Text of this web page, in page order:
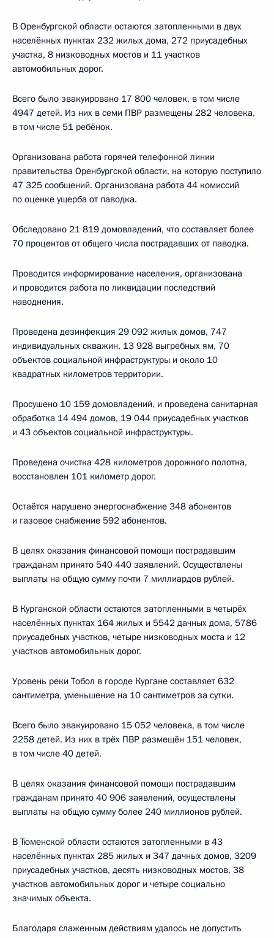
В Оренбургской области остаются затопленными в двух
населённых пунктах 232 жилых дома, 272 приусадебных
участка, 8 низководных мостов и 11 участков
автомобильных дорог.
Всего было эвакуировано 17 800 человек, в том числе
4947 детей. Из них в семи ПВР размещены 282 человека,
в том числе 51 ребёнок.
Организована работа горячей телефонной линии
правительства Оренбургской области, на которую поступило
47 325 сообщений. Организована работа 44 комиссий
по оценке ущерба от паводка.
Обследовано 21 819 домовладений, что составляет более
70 процентов от общего числа пострадавших от паводка.
Проводится информирование населения, организована
и проводится работа по ликвидации последствий
наводнения.
Проведена дезинфекция 29 092 жилых домов, 747
индивидуальных скважин, 13 928 выгребных ям, 70
объектов социальной инфраструктуры и около 10
квадратных километров территории.
Просушено 10 159 домовладений, и проведена санитарная
обработка 14 494 домов, 19 044 приусадебных участков
и 43 объектов социальной инфраструктуры.
Проведена очистка 428 километров дорожного полотна,
восстановлен 101 километр дорог.
Остаётся нарушено энергоснабжение 348 абонентов
и газовое снабжение 592 абонентов.
В целях оказания финансовой помощи пострадавшим
гражданам принято 540 440 заявлений. Осуществлены
выплаты на общую сумму почти 7 миллиардов рублей.
В Курганской области остаются затопленными в четырёх
населённых пунктах 164 жилых и 5542 дачных дома, 5786
приусадебных участков, четыре низководных моста и 12
участков автомобильных дорог.
Уровень реки Тобол в городе Кургане составляет 632
сантиметра, уменьшение на 10 сантиметров за сутки.
Всего было эвакуировано 15 052 человека, в том числе
2258 детей. Из них в трёх ПВР размещён 151 человек,
в том числе 40 детей.
В целях оказания финансовой помощи пострадавшим
гражданам принято 40 906 заявлений, осуществлены
выплаты на общую сумму более 240 миллионов рублей.
В Тюменской области остаются затопленными в 43
населённых пунктах 285 жилых и 347 дачных домов, 3209
приусадебных участков, десять низководных мостов, 38
участков автомобильных дорог и четыре социально
значимых объекта.
Благодаря слаженным действиям удалось не допустить